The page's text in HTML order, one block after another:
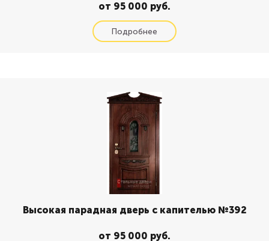
от 95 000 руб.
Высокая парадная дверь с капителью №392
от 95 000 руб.